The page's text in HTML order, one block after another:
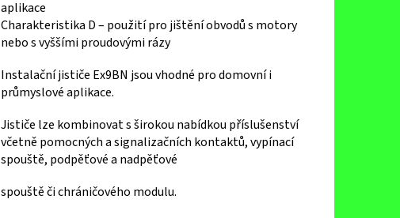
aplikace
Charakteristika D – použití pro jištění obvodů s motory
nebo s vyššími proudovými rázy
Instalační jističe Ex9BN jsou vhodné pro domovní i
průmyslové aplikace.
Jističe lze kombinovat s širokou nabídkou příslušenství
včetně pomocných a signalizačních kontaktů, vypínací
spouště, podpěťové a nadpěťové
spouště či chráničového modulu.